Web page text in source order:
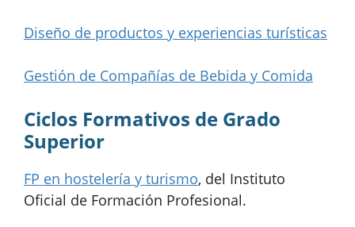
Diseño de productos y experiencias turísticas
Gestión de Compañías de Bebida y Comida
Ciclos Formativos de Grado
Superior
FP en hostelería y turismo, del Instituto
Oficial de Formación Profesional.